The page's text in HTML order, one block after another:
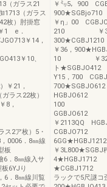
（ガラス21
1713（ガラス
枚）肘掛窓
1 e．
￥14，
￥10、
￥21，
ラス22枚）
8，
ス2ア枚）5・
0006．8㎜線
板
6．8㎜線入サ
6YJり
．8㎜線川覧
￥㍉5，900
￥η」00
210 ￥33
￥36，
10 ￥32，こ
ト
Y15，700
￥2113QQ
￥
★CGBJ1712
ラックで5尺